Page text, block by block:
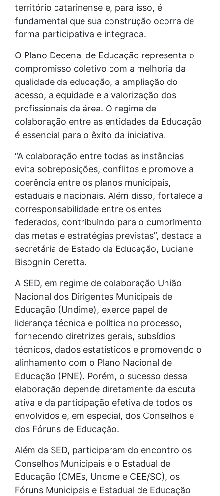
território catarinense e, para isso, é
fundamental que sua construção ocorra de
forma participativa e integrada.
O Plano Decenal de Educação representa o
compromisso coletivo com a melhoria da
qualidade da educação, a ampliação do
acesso, a equidade e a valorização dos
profissionais da área. O regime de
colaboração entre as entidades da Educação
é essencial para o êxito da iniciativa.
“A colaboração entre todas as instâncias
evita sobreposições, conflitos e promove a
coerência entre os planos municipais,
estaduais e nacionais. Além disso, fortalece a
corresponsabilidade entre os entes
federados, contribuindo para o cumprimento
das metas e estratégias previstas”, destaca a
secretária de Estado da Educação, Luciane
Bisognin Ceretta.
A SED, em regime de colaboração União
Nacional dos Dirigentes Municipais de
Educação (Undime), exerce papel de
liderança técnica e política no processo,
fornecendo diretrizes gerais, subsídios
técnicos, dados estatísticos e promovendo o
alinhamento com o Plano Nacional de
Educação (PNE). Porém, o sucesso dessa
elaboração depende diretamente da escuta
ativa e da participação efetiva de todos os
envolvidos e, em especial, dos Conselhos e
dos Fóruns de Educação.
Além da SED, participaram do encontro os
Conselhos Municipais e o Estadual de
Educação (CMEs, Uncme e CEE/SC), os
Fóruns Municipais e Estadual de Educação